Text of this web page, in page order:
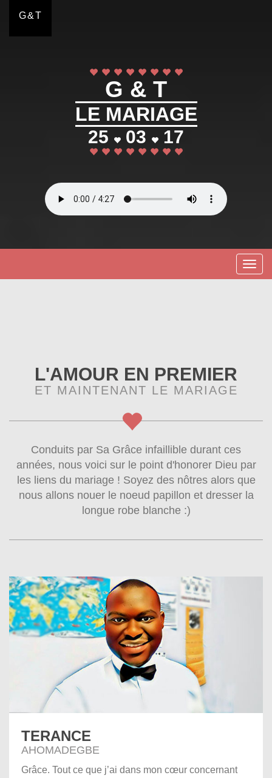
G&T
G & T
LE MARIAGE
25 03 17
Toggle
L'AMOUR EN PREMIER
ET MAINTENANT LE MARIAGE
Conduits par Sa Grâce infaillible durant ces
années, nous voici sur le point d'honorer Dieu par
les liens du mariage ! Soyez des nôtres alors que
nous allons nouer le noeud papillon et dresser la
longue robe blanche :)
TERANCE
AHOMADEGBE
Grâce. Tout ce que j’ai dans mon cœur concernant